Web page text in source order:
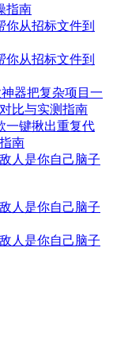
指南
你从招标文件到
你从招标文件到
器把复杂项目一
比与实测指南
一键揪出重复代
南
人是你自己脑子
人是你自己脑子
人是你自己脑子